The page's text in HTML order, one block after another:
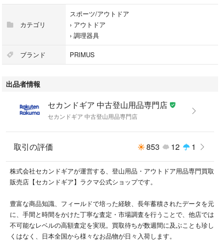
・カラー系統: シルバー系
・グレード: 未使用
※グレーディング目安
├ 未使用：新古品
├ 中古S：新品同様
├ 中古C：通常使用可能な中古
└ 中古D：通常使用困難な中古
・コンディション詳細・備考:
傷・汚れ・微物付着等が見受けられる場合がございます。また、同モデ
ル・同カラーに限り、商品画像を共通で使用している場合がございます。
そのため、模様の出方や状態等が画像と実物とで完全には一致しない場合
もございます。特価でのご案内につきご容赦下さいませ。
カテゴリ
スポーツ/アウトドア
› アウトドア
› 調理器具
ブランド PRIMUS
出品者情報
セカンドギア 中古登山用品専門店
セカンドギア 中古登山用品専門店
取引の評価 853 12 1
株式会社セカンドギアが運営する、登山用品・アウトドア用品専門買取
販売店【セカンドギア】ラクマ公式ショップです。
豊富な商品知識、フィールドで培った経験、長年蓄積されたデータを元
に、手間と時間をかけた丁寧な査定・市場調査を行うことで、他店では
不可能なレベルの高額査定を実現。買取待ちが数週間に及ぶことも珍し
くはなく、日本全国から様々なお品物が日々入荷します。